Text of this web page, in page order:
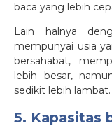
baca yang lebih
Lain halnya
mempunyai usia
bersahabat,
lebih besar,
sedikit lebih lambat.
5. Kapasitas